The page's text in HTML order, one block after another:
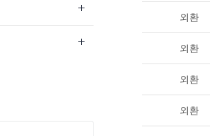
외환
외환
외환
외환